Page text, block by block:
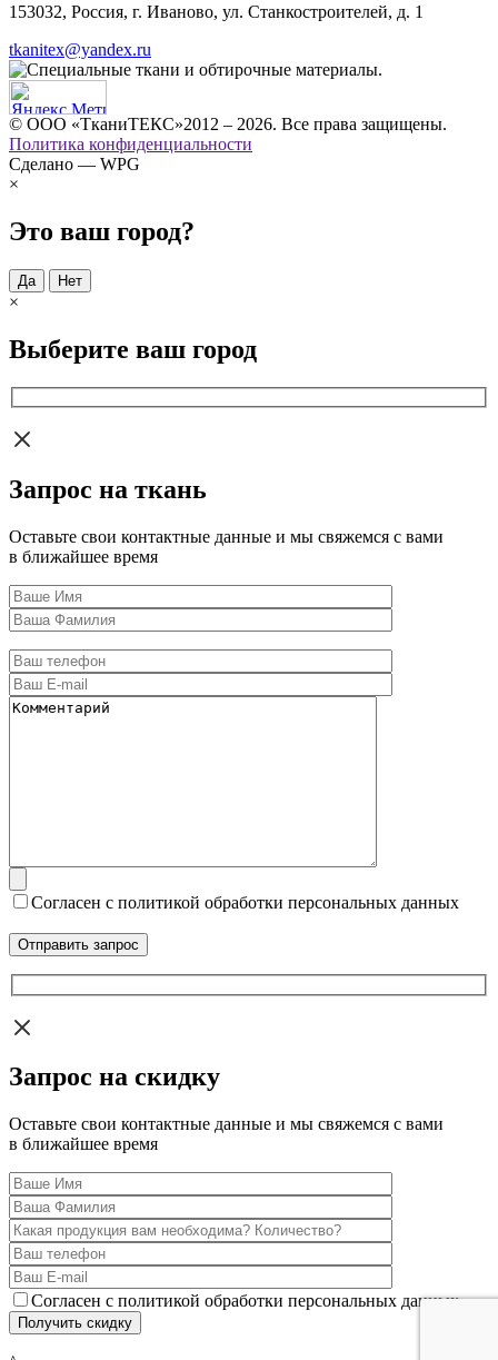
153032, Россия, г. Иваново, ул. Станкостроителей, д. 1
tkanitex@yandex.ru
© ООО «ТканиТЕКС»2012 – 2026. Все права защищены.
Политика конфиденциальности
Сделано — WPG
×
Это ваш город?
Да Нет
×
Выберите ваш город
Запрос на ткань
Оставьте свои контактные данные и мы свяжемся с вами
в ближайшее время
Согласен с политикой обработки персональных данных
Запрос на скидку
Оставьте свои контактные данные и мы свяжемся с вами
в ближайшее время
Согласен с политикой обработки персональных данных